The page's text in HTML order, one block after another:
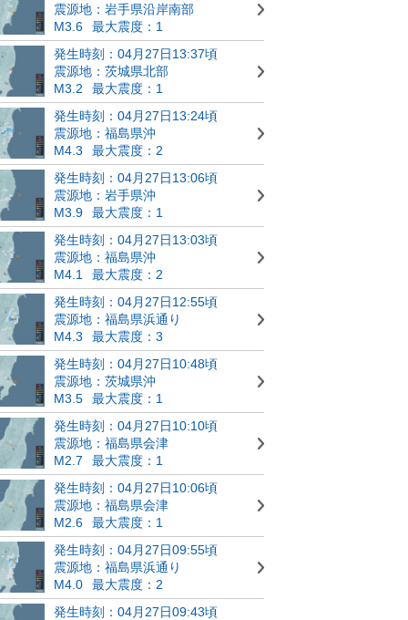
震源地：岩手県沿岸南部
M3.6
最大震度：1
発生時刻：04月27日13:37頃
震源地：茨城県北部
M3.2
最大震度：1
発生時刻：04月27日13:24頃
震源地：福島県沖
M4.3
最大震度：2
発生時刻：04月27日13:06頃
震源地：岩手県沖
M3.9
最大震度：1
発生時刻：04月27日13:03頃
震源地：福島県沖
M4.1
最大震度：2
発生時刻：04月27日12:55頃
震源地：福島県浜通り
M4.3
最大震度：3
発生時刻：04月27日10:48頃
震源地：茨城県沖
M3.5
最大震度：1
発生時刻：04月27日10:10頃
震源地：福島県会津
M2.7
最大震度：1
発生時刻：04月27日10:06頃
震源地：福島県会津
M2.6
最大震度：1
発生時刻：04月27日09:55頃
震源地：福島県浜通り
M4.0
最大震度：2
発生時刻：04月27日09:43頃